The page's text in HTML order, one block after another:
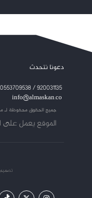
دعونا نتحدث
920031135 / 0553709538
info@almaskan.co
جميع الحقوق محفوظة لـ
الموقع يعمل على
تصميم